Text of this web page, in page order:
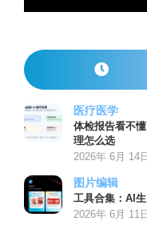
医疗医学
体检报告看不
理怎么选
2026年 6月 14日
图片编辑
工具合集：AI
2026年 6月 11日